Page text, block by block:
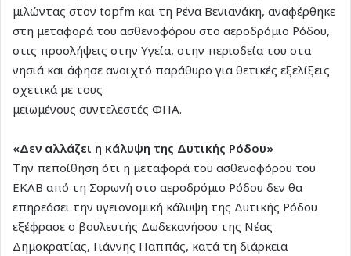
μιλώντας στον topfm και τη Ρένα Βενιανάκη, αναφέρθηκε
στη μεταφορά του ασθενοφόρου στο αεροδρόμιο Ρόδου,
στις προσλήψεις στην Υγεία, στην περιοδεία του στα
νησιά και άφησε ανοιχτό παράθυρο για θετικές εξελίξεις
σχετικά με τους
μειωμένους συντελεστές ΦΠΑ.
«Δεν αλλάζει η κάλυψη της Δυτικής Ρόδου»
Την πεποίθηση ότι η μεταφορά του ασθενοφόρου του
ΕΚΑΒ από τη Σορωνή στο αεροδρόμιο Ρόδου δεν θα
επηρεάσει την υγειονομική κάλυψη της Δυτικής Ρόδου
εξέφρασε ο βουλευτής Δωδεκανήσου της Νέας
Δημοκρατίας, Γιάννης Παππάς, κατά τη διάρκεια